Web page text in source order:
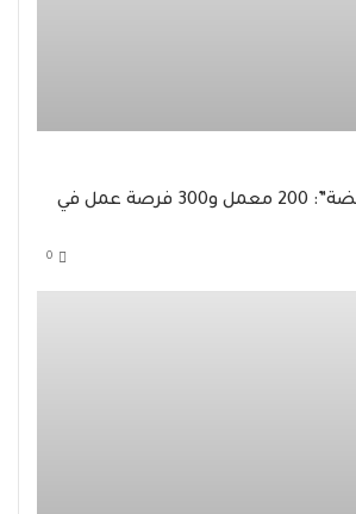
“عمر الطيب القابضة”: 200 معمل و300 فرصة عمل في
0